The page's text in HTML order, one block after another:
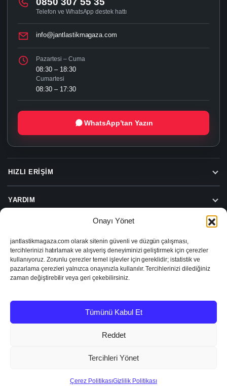
Onayı Yönet
jantlastikmagaza.com olarak sitenin güvenli ve düzgün çalışması,
tercihlerinizi hatırlamak ve alışveriş deneyiminizi geliştirmek için çerezler
kullanıyoruz. Zorunlu çerezler temel işlevler için gereklidir; istatistik ve
pazarlama çerezleri yalnızca onayınızla kullanılır. Tercihlerinizi dilediğiniz
zaman değiştirebilir veya geri çekebilirsiniz.
Tümünü Kabul Et
Reddet
Tercihleri Yönet
Çerez PolitikasıGizlilik Politikası
HIZLI ERIŞIM
YARDIM
Telefon ve WhatsApp destek hattı
info@jantlastikmagaza.com
Pazartesi – Cuma
08:30 – 18:30
Cumartesi
08:30 – 17:30
WhatsApp’tan Yazın
Beylas Jant Lastik Hizmetleri
Beylas Jant Lastik Sanayi ve Ticaret Limited Şirketi
Turgut Özal Caddesi No:74, 35390 Buca/İzmir
VD: Şirinyer
VN: 1671413282
2026 © Jant Lastik Mağaza